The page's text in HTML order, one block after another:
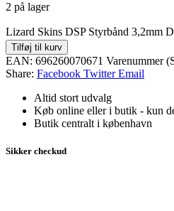
2 på lager
Lizard Skins DSP Styrbånd 3,2mm
Tilføj til kurv
EAN: 696260070671 Varenummer
Share: Facebook Twitter Email
Altid stort udvalg
Køb online eller i butik - kun
Butik centralt i københavn
Sikker checkud